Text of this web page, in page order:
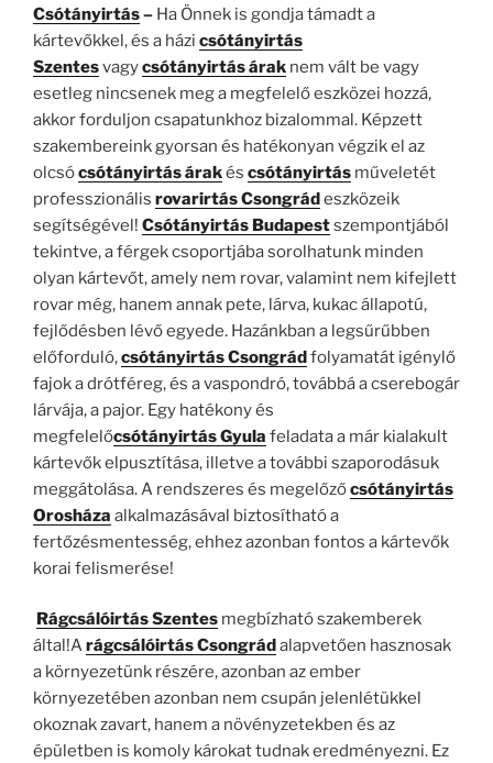
Csótányirtás– Ha Önnek is gondja támadt a
kártevőkkel, és a házi csótányirtás
Szentesvagycsótányirtás árak nem vált be vagy
esetleg nincsenek meg a megfelelő eszközei hozzá,
akkor forduljon csapatunkhoz bizalommal. Képzett
szakembereink gyorsan és hatékonyan végzik el az
olcsócsótányirtás árakés csótányirtás műveletét
professzionális rovarirtás Csongrádeszközeik
segítségével! Csótányirtás Budapestszempontjából
tekintve, a férgek csoportjába sorolhatunk minden
olyan kártevőt, amely nem rovar, valamint nem kifejlett
rovar még, hanem annak pete, lárva, kukac állapotú,
fejlődésben lévő egyede. Hazánkban a legsűrűbben
előforduló,csótányirtás Csongrádfolyamatát igénylő
fajok a drótféreg, és a vaspondró, továbbá a cserebogár
lárvája, a pajor. Egy hatékony és
megfelelőcsótányirtás Gyula feladata a már kialakult
kártevők elpusztítása, illetve a további szaporodásuk
meggátolása. A rendszeres és megelőzőcsótányirtás
Orosháza alkalmazásával biztosítható a
fertőzésmentesség, ehhez azonban fontos a kártevők
korai felismerése!
Rágcsálóirtás Szentes megbízható szakemberek
által!Arágcsálóirtás Csongrád alapvetően hasznosak
a környezetünk részére, azonban az ember
környezetében azonban nem csupán jelenlétükkel
okoznak zavart, hanem a növényzetekben és az
épületben is komoly károkat tudnak eredményezni. Ez